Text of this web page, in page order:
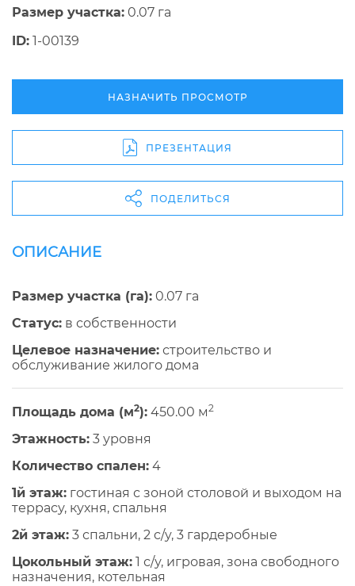
Размер участка: 0.07 га
ID: 1-00139
НАЗНАЧИТЬ ПРОСМОТР
ПРЕЗЕНТАЦИЯ
ПОДЕЛИТЬСЯ
ОПИСАНИЕ
Размер участка (га): 0.07 га
Cтатус: в собственности
Целевое назначение: строительство и
обслуживание жилого дома
Площадь дома (м2): 450.00 м2
Этажность: 3 уровня
Количество спален: 4
1й этаж: гостиная с зоной столовой и выходом на
террасу, кухня, спальня
2й этаж: 3 спальни, 2 c/y, 3 гардеробные
Цокольный этаж: 1 с/у, игровая, зона свободного
назначения, котельная